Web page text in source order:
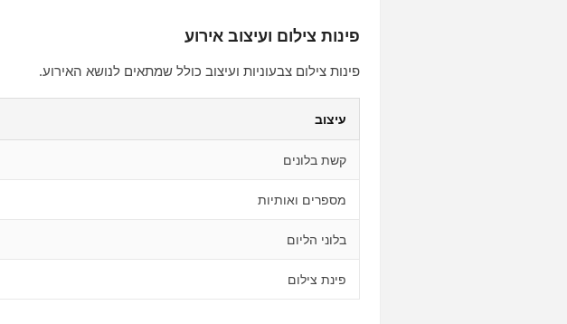
פינות צילום ועיצוב אירוע
פינות צילום צבעוניות ועיצוב כולל שמתאים לנושא האירוע.
עיצוב
קשת בלונים
מספרים ואותיות
בלוני הליום
פינת צילום